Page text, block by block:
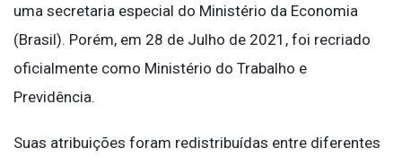
uma secretaria especial do Ministério da Economia
(Brasil). Porém, em 28 de Julho de 2021, foi recriado
oficialmente como Ministério do Trabalho e
Previdência.
Suas atribuições foram redistribuídas entre diferentes